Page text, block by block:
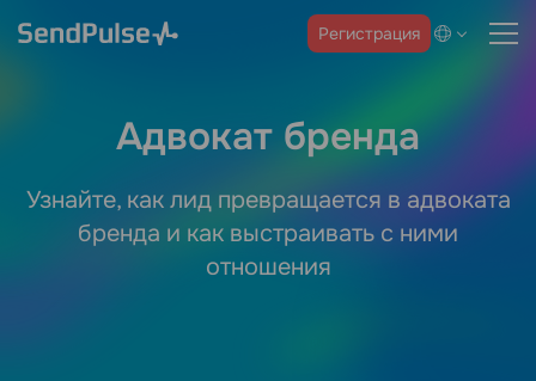
Регистрация
Адвокат бренда
Узнайте, как лид превращается в адвоката
бренда и как выстраивать с ними
отношения